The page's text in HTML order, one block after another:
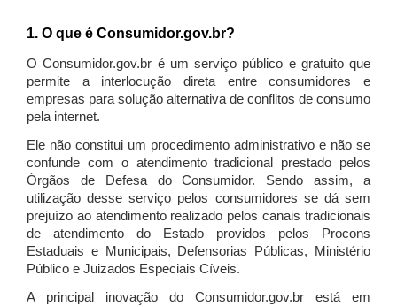
1. O que é Consumidor.gov.br?
O Consumidor.gov.br é um serviço público e gratuito que
permite a interlocução direta entre consumidores e
empresas para solução alternativa de conflitos de consumo
pela internet.
Ele não constitui um procedimento administrativo e não se
confunde com o atendimento tradicional prestado pelos
Órgãos de Defesa do Consumidor. Sendo assim, a
utilização desse serviço pelos consumidores se dá sem
prejuízo ao atendimento realizado pelos canais tradicionais
de atendimento do Estado providos pelos Procons
Estaduais e Municipais, Defensorias Públicas, Ministério
Público e Juizados Especiais Cíveis.
A principal inovação do Consumidor.gov.br está em